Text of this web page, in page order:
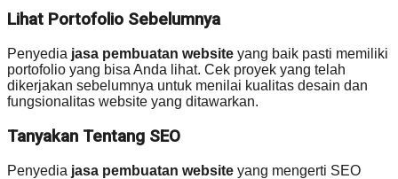
Lihat Portofolio Sebelumnya
Penyedia jasa pembuatan website yang baik pasti memiliki
portofolio yang bisa Anda lihat. Cek proyek yang telah
dikerjakan sebelumnya untuk menilai kualitas desain dan
fungsionalitas website yang ditawarkan.
Tanyakan Tentang SEO
Penyedia jasa pembuatan website yang mengerti SEO